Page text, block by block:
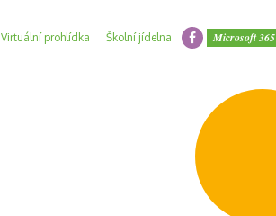
Virtuální prohlídka Školní jídelna Microsoft 365